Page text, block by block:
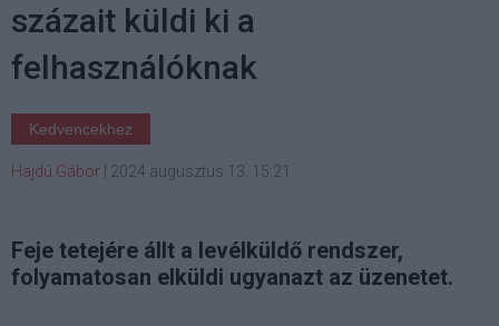
százait küldi ki a
felhasználóknak
Kedvencekhez
Hajdú Gábor 2024 augusztus 13. 15:21
Feje tetejére állt a levélküldő rendszer,
folyamatosan elküldi ugyanazt az üzenetet.